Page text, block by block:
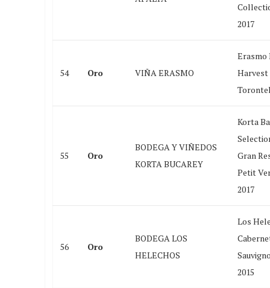
2017
54 Oro VIÑA ERASMO
Erasmo
Harvest
55 Oro
BODEGA Y VIÑEDOS
KORTA BUCAREY
Korta
Gran
Petit
2017
56 Oro
BODEGA LOS
HELECHOS
Los
2015